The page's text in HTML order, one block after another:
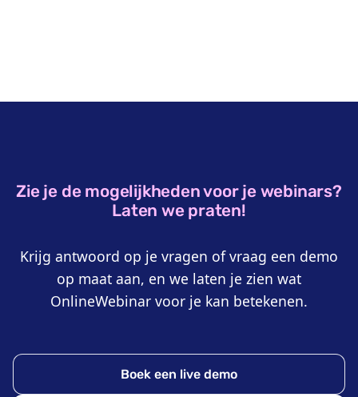
Zie je de mogelijkheden voor je webinars?
Laten we praten!
Krijg antwoord op je vragen of vraag een demo
op maat aan, en we laten je zien wat
OnlineWebinar voor je kan betekenen.
Boek een live demo